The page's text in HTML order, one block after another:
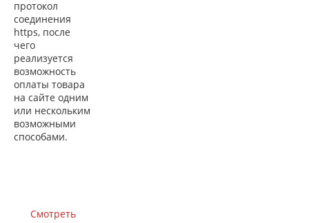
протокол
соединения
https, после
чего
реализуется
возможность
оплаты товара
на сайте одним
или нескольким
возможными
способами.
Смотреть